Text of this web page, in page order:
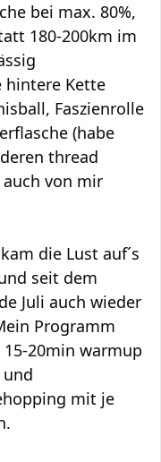
bei max. 80%,
180-200km im
hintere Kette
Faszienrolle
(habe
thread
von mir
die Lust auf´s
seit dem
Juli auch wieder
Programm
20min warmup
mit je